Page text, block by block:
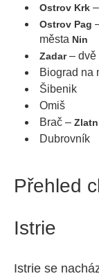
Ostrov Krk
Ostrov Pag
města Nin
Zadar– dvě
Biograd na
Šibenik
Omiš
Brač –
Dubrovník
Přehled
Istrie
Istrie se